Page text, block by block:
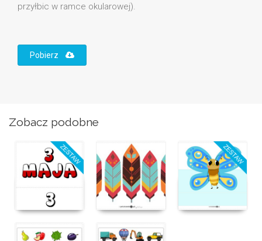
przyłbic w ramce okularowej).
Pobierz
Zobacz podobne